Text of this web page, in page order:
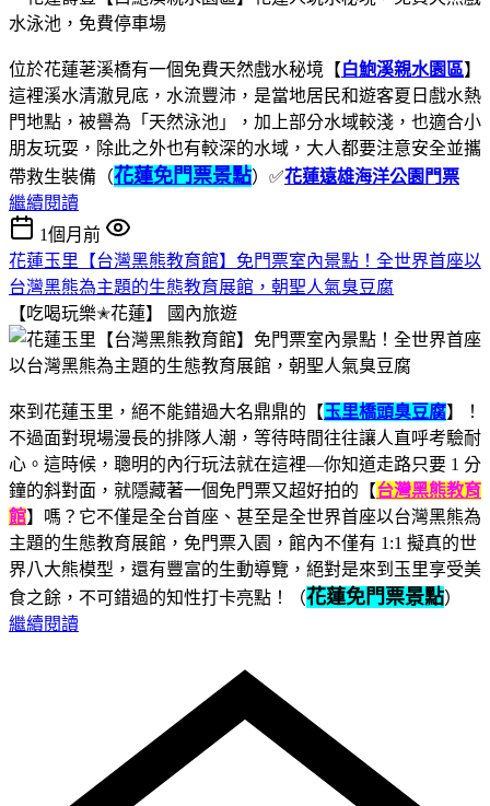
位於花蓮荖溪橋有一個免費天然戲水秘境【白鮑溪親水園區】
這裡溪水清澈見底，水流豐沛，是當地居民和遊客夏日戲水熱
門地點，被譽為「天然泳池」，加上部分水域較淺，也適合小
朋友玩耍，除此之外也有較深的水域，大人都要注意安全並攜
帶救生裝備（花蓮免門票景點）✅花蓮遠雄海洋公園門票
繼續閱讀
1個月前
花蓮玉里【台灣黑熊教育館】免門票室內景點！全世界首座以
台灣黑熊為主題的生態教育展館，朝聖人氣臭豆腐
【吃喝玩樂✭花蓮】
國內旅遊
來到花蓮玉里，絕不能錯過大名鼎鼎的【玉里橋頭臭豆腐】！
不過面對現場漫長的排隊人潮，等待時間往往讓人直呼考驗耐
心。這時候，聰明的內行玩法就在這裡—你知道走路只要 1 分
鐘的斜對面，就隱藏著一個免門票又超好拍的【台灣黑熊教育
館】嗎？它不僅是全台首座、甚至是全世界首座以台灣黑熊為
主題的生態教育展館，免門票入園，館內不僅有 1:1 擬真的世
界八大熊模型，還有豐富的生動導覽，絕對是來到玉里享受美
食之餘，不可錯過的知性打卡亮點！（花蓮免門票景點）
繼續閱讀